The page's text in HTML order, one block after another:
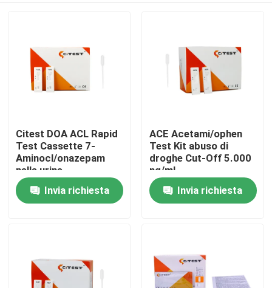
Casa
Prodotti
Giro della fabbrica
Citest DOA ACL Rapid
Test Cassette 7-
Aminocl/onazepam
nelle urine
Invia richiesta
ACE Acetami/ophen
Test Kit abuso di
droghe Cut-Off 5.000
ng/ml
Invia richiesta